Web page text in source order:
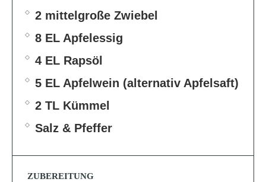
2 mittelgroße Zwiebel
8 EL Apfelessig
4 EL Rapsöl
5 EL Apfelwein (alternativ Apfelsaft)
2 TL Kümmel
Salz & Pfeffer
ZUBEREITUNG